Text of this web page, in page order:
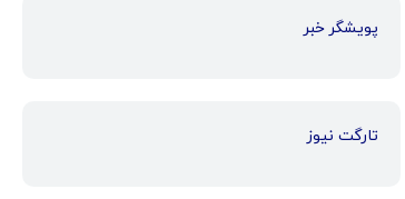
پویشگر خبر
تارگت نیوز